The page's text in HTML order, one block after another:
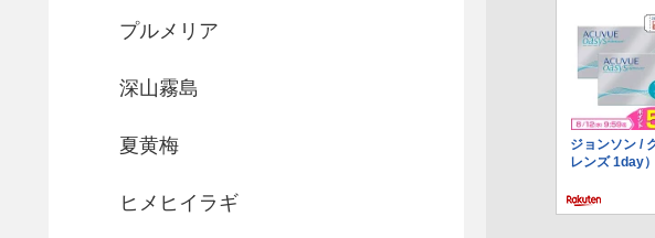
プルメリア
深山霧島
夏黄梅
ヒメヒイラギ